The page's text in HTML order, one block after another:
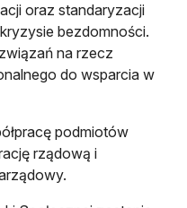
oraz standaryzacji
bezdomności.
na rzecz
do wsparcia w
podmiotów
rządową i